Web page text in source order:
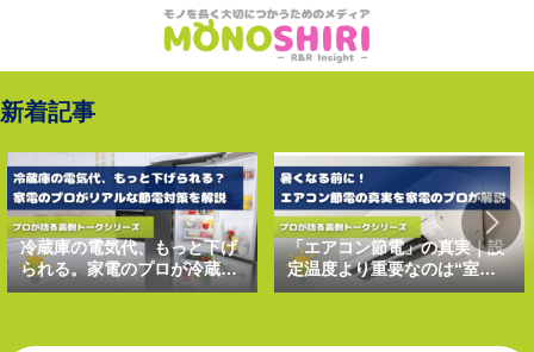
新着記事
冷蔵庫の電気代、もっと下げ
られる。家電のプロが冷蔵庫
のリアルな節電対策を解説
「エアコン節電」の真実｜設
定温度より重要なのは“室外
機”だった？（家電のプロが